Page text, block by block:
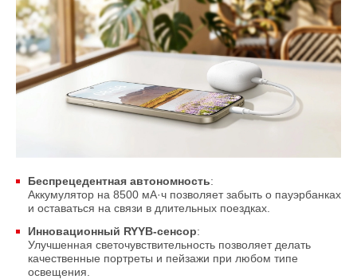
Беспрецедентная автономность:
Аккумулятор на 8500 мА·ч позволяет забыть о пауэрбанках
и оставаться на связи в длительных поездках.
Инновационный RYYB-сенсор:
Улучшенная светочувствительность позволяет делать
качественные портреты и пейзажи при любом типе
освещения.